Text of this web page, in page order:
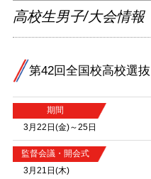
高校生男子/大会情報
第42回全国校高校選
期間
3月22日(金)～25日
監督会議・開会式
3月21日(木)